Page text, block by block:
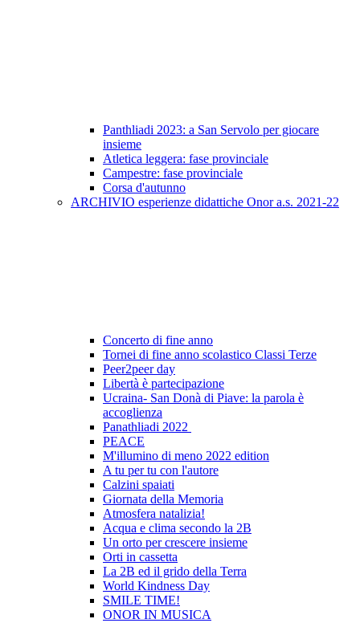
Panthliadi 2023: a San Servolo per giocare
insieme
Atletica leggera: fase provinciale
Campestre: fase provinciale
Corsa d'autunno
ARCHIVIO esperienze didattiche Onor a.s. 2021-22
Concerto di fine anno
Tornei di fine anno scolastico Classi Terze
Peer2peer day
Libertà è partecipazione
Ucraina- San Donà di Piave: la parola è
accoglienza
Panathliadi 2022
PEACE
M'illumino di meno 2022 edition
A tu per tu con l'autore
Calzini spaiati
Giornata della Memoria
Atmosfera natalizia!
Acqua e clima secondo la 2B
Un orto per crescere insieme
Orti in cassetta
La 2B ed il grido della Terra
World Kindness Day
SMILE TIME!
ONOR IN MUSICA